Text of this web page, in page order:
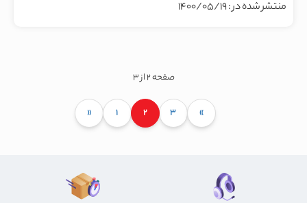
صنعت نظری
منتشر شده در : 1400/05/19
صفحه 2 از 3
« 1 2 3 »